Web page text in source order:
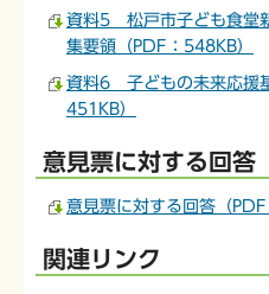
資料5 松戸市子ども食堂
集要領（PDF：548KB）
資料6 子どもの未来応援
451KB）
意見票に対する回答
意見票に対する回答（PDF
関連リンク